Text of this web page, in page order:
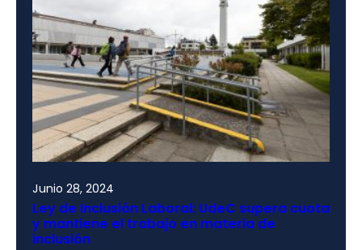
Junio 28, 2024
Ley de Inclusión Laboral: UdeC supera cuota
y mantiene el trabajo en materia de
inclusión